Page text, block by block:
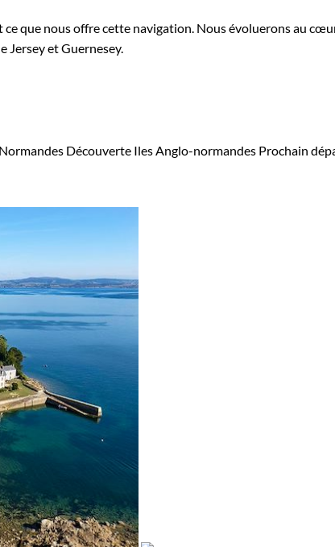
que nous offre cette navigation. Nous évoluerons au
Jersey et Guernesey.
Découverte Iles Anglo-normandes Prochain